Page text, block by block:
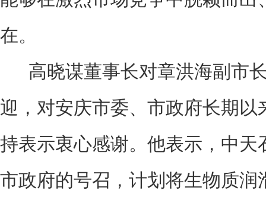
在。
高晓谋董事长对章洪海副市
迎，对安庆市委、市政府长期以
持表示衷心感谢。他表示，中天
市政府的号召，计划将生物质润